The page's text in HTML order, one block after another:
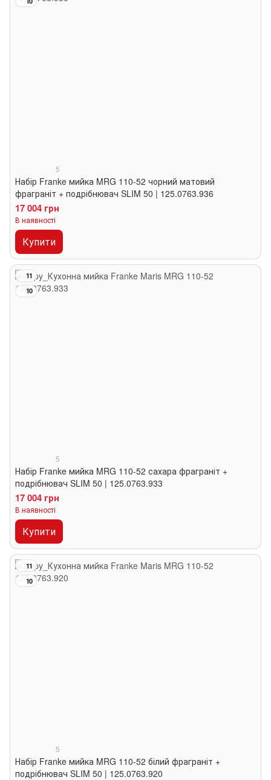
5
Набір Franke мийка MRG 110-52 чорний матовий
фраграніт + подрібнювач SLIM 50 | 125.0763.936
17 004 грн
В наявності
Купити
11
10
5
Набір Franke мийка MRG 110-52 сахара фраграніт +
подрібнювач SLIM 50 | 125.0763.933
17 004 грн
В наявності
Купити
11
10
5
Набір Franke мийка MRG 110-52 білий фраграніт +
подрібнювач SLIM 50 | 125.0763.920